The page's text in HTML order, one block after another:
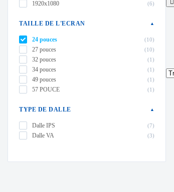
1920x1080 (6)
TAILLE DE L'ECRAN ▲
24 pouces (10)
27 pouces (10)
32 pouces (1)
34 pouces (1)
49 pouces (1)
57 POUCE (1)
TYPE DE DALLE ▲
Dalle IPS (7)
Dalle VA (3)